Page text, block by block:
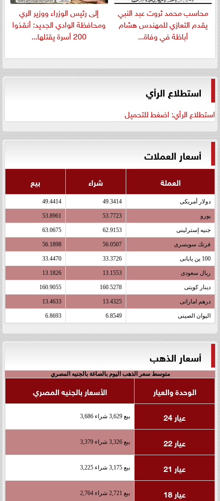
​محاسب محمد ثروت عبد النبي
يقدم التعازي للمهندس هشام
أباظة في وفاة...
إلى رئيس الوزراء ووزير الري
ومحافظة الوادي الجديد: أنقذوا
200 أسرة يقتلها...
استطلاع الرأي
استطلاع الرأي: اضغط للتحميل
أسعار العملات
العملة شراء بيع
دولار أمريكى 49.3414
49.4414
يورو 53.7723
53.8961
جنيه إسترلينى 62.9153
63.0675
فرنك سويسرى 56.0507
56.1898
100 ين يابانى 33.3726
33.4470
ريال سعودى 13.1553
13.1826
دينار كويتى 160.5278
160.9055
درهم اماراتى 13.4325
13.4633
اليوان الصينى 6.8549
6.8693
أسعار الذهب
متوسط سعر الذهب اليوم بالصاغة بالجنيه المصري
الوحدة والعيار
الأسعار بالجنيه المصري
عيار 24
بيع 3,629 شراء 3,686
عيار 22 بيع 3,326 شراء 3,379
عيار 21 بيع 3,175 شراء 3,225
عيار 18 بيع 2,721 شراء 2,764